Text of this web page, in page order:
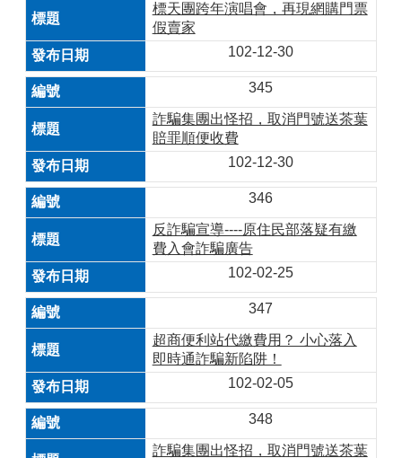
標天團跨年演唱會，再現網購門票
假賣家
102-12-30
345
詐騙集團出怪招，取消門號送茶葉
賠罪順便收費
102-12-30
346
反詐騙宣導----原住民部落疑有繳
費入會詐騙廣告
102-02-25
347
超商便利站代繳費用？ 小心落入
即時通詐騙新陷阱！
102-02-05
348
詐騙集團出怪招，取消門號送茶葉